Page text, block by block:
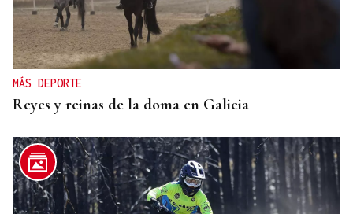
MÁS DEPORTE
Reyes y reinas de la doma en Galicia